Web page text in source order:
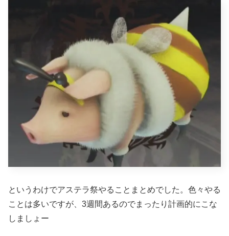
というわけでアステラ祭やることまとめでした。色々やる
ことは多いですが、3週間あるのでまったり計画的にこな
しましょー